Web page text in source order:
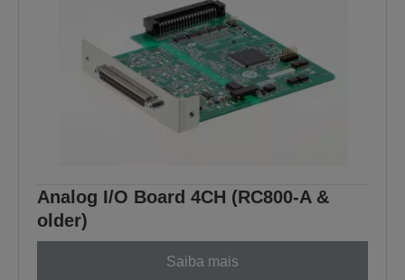
Analog I/O Board 4CH (RC800-A &
older)
Saiba mais